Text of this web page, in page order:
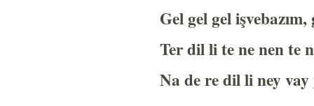
Gel gel gel
Ter dil li te ne nen te
Na de re dil li ney